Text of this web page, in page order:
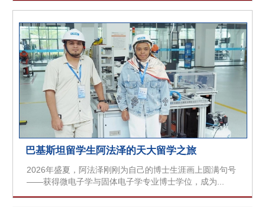
巴基斯坦留学生阿法泽的天大留学之旅
2026年盛夏，阿法泽刚刚为自己的博士生涯画上圆满句号
——获得微电子学与固体电子学专业博士学位，成为...